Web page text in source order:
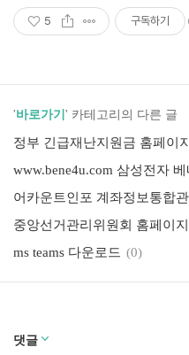
5 구독하기
'바로가기 ' 카테고리의 다른 글
정부 긴급재난지원금 홈페이지
ms teams 다운로드 (0)
댓글